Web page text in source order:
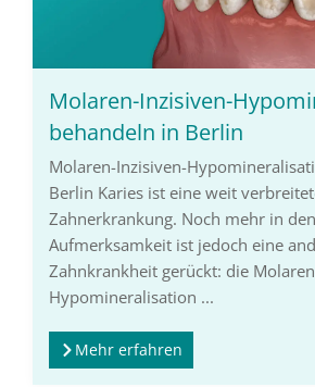
Molaren-Inzisiven-
behandeln in Berlin
Molaren-Inzisiven-
Berlin Karies ist eine weit
Zahnerkrankung. Noch mehr in
Aufmerksamkeit ist jedoch eine
Zahnkrankheit gerückt: die
Hypomineralisation ...
Mehr erfahren